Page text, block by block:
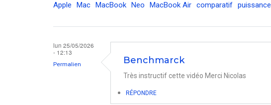
Apple
Mac MacBook Neo MacBook Air comparatif puissance
lun 25/05/2026
- 12:13
Permalien Benchmarck
Très instructif cette vidéo Merci Nicolas
RÉPONDRE